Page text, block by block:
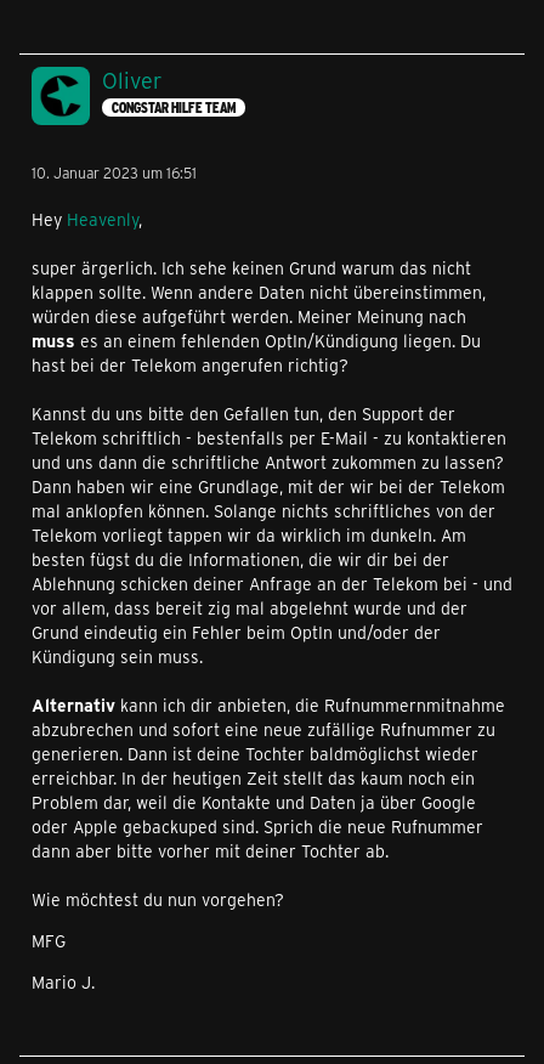
Oliver
CONGSTAR HILFE TEAM
10. Januar 2023 um 16:51
Hey Heavenly,
super ärgerlich. Ich sehe keinen Grund warum das nicht
klappen sollte. Wenn andere Daten nicht übereinstimmen,
würden diese aufgeführt werden. Meiner Meinung nach
muss es an einem fehlenden OptIn/Kündigung liegen. Du
hast bei der Telekom angerufen richtig?
Kannst du uns bitte den Gefallen tun, den Support der
Telekom schriftlich - bestenfalls per E-Mail - zu kontaktieren
und uns dann die schriftliche Antwort zukommen zu lassen?
Dann haben wir eine Grundlage, mit der wir bei der Telekom
mal anklopfen können. Solange nichts schriftliches von der
Telekom vorliegt tappen wir da wirklich im dunkeln. Am
besten fügst du die Informationen, die wir dir bei der
Ablehnung schicken deiner Anfrage an der Telekom bei - und
vor allem, dass bereit zig mal abgelehnt wurde und der
Grund eindeutig ein Fehler beim OptIn und/oder der
Kündigung sein muss.
Alternativ kann ich dir anbieten, die Rufnummernmitnahme
abzubrechen und sofort eine neue zufällige Rufnummer zu
generieren. Dann ist deine Tochter baldmöglichst wieder
erreichbar. In der heutigen Zeit stellt das kaum noch ein
Problem dar, weil die Kontakte und Daten ja über Google
oder Apple gebackuped sind. Sprich die neue Rufnummer
dann aber bitte vorher mit deiner Tochter ab.
Wie möchtest du nun vorgehen?
MFG
Mario J.